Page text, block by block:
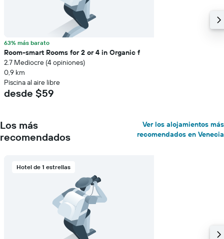
63% más barato
Room-smart Rooms for 2 or 4 in Organic f
2.7 Mediocre (4 opiniones)
0,9 km
Piscina al aire libre
desde $59
Los más
recomendados
Ver los alojamientos más
recomendados en Venecia
Hotel de 1 estrellas